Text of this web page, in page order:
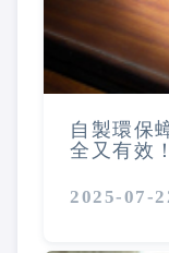
自製環保
全又有效！
2025-07-